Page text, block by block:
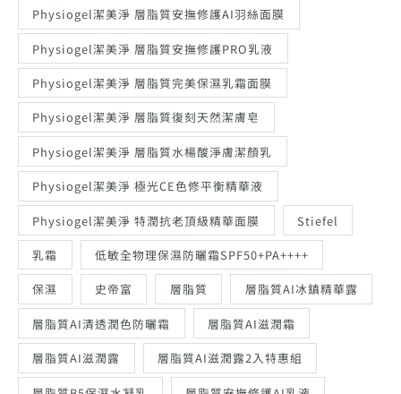
Physiogel潔美淨 層脂質安撫修護AI羽絲面膜
Physiogel潔美淨 層脂質安撫修護PRO乳液
Physiogel潔美淨 層脂質完美保濕乳霜面膜
Physiogel潔美淨 層脂質復刻天然潔膚皂
Physiogel潔美淨 層脂質水楊酸淨膚潔顏乳
Physiogel潔美淨 極光CE色修平衡精華液
Physiogel潔美淨 特潤抗老頂級精華面膜 Stiefel
乳霜 低敏全物理保濕防曬霜SPF50+PA++++
保濕 史帝富 層脂質 層脂質AI冰鎮精華露
層脂質AI清透潤色防曬霜 層脂質AI滋潤霜
層脂質AI滋潤露 層脂質AI滋潤露2入特惠組